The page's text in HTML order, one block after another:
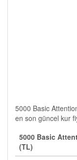
5000 Basic
en son güncel kur
5000 Basic
(TL)